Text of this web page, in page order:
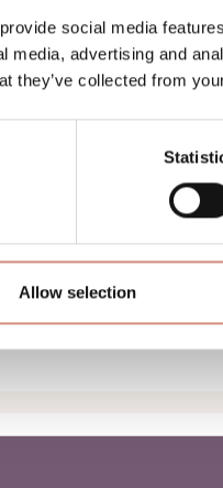
social media
media, advertising and
they’ve collected from
Allow selection
Wollsocken,
waschen.
winddicht
standard),